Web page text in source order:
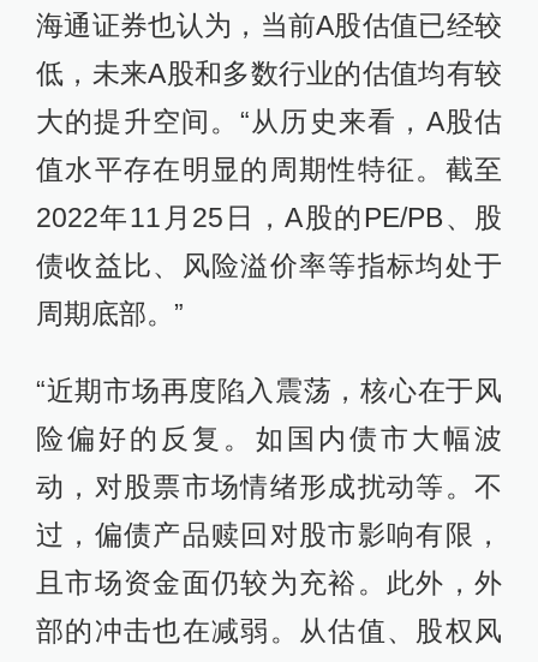
海通证券也认为，当前A股估值已经较
低，未来A股和多数行业的估值均有较
大的提升空间。“从历史来看，A股估
值水平存在明显的周期性特征。截至
2022年11月25日，A股的PE/PB、股
债收益比、风险溢价率等指标均处于
周期底部。”
“近期市场再度陷入震荡，核心在于风
险偏好的反复。如国内债市大幅波
动，对股票市场情绪形成扰动等。不
过，偏债产品赎回对股市影响有限，
且市场资金面仍较为充裕。此外，外
部的冲击也在减弱。从估值、股权风